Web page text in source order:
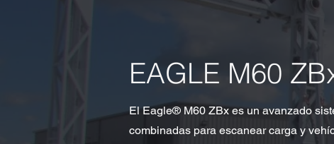
EAGLE M60
El Eagle® M60 ZBx es un avanzado
combinadas para escanear carga y